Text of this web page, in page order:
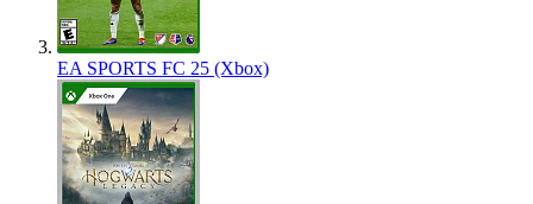
EA SPORTS FC 25 (Xbox)